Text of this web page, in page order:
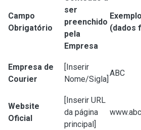
Campo
Obrigatório
ser
preenchido
pela
Empresa
(dados
Empresa de
Courier
[Inserir
Nome/Sigla]
ABC
Website
Oficial
[Inserir URL
da página
principal]